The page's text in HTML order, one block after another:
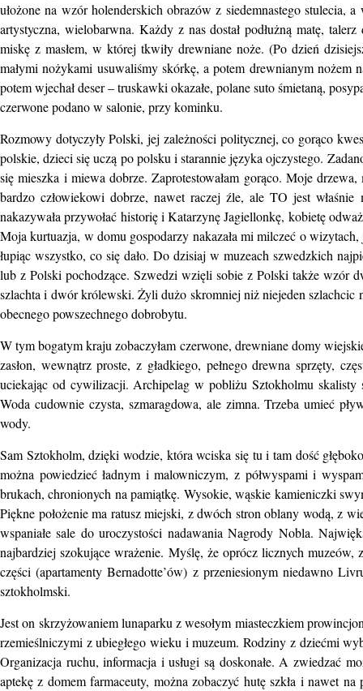
ułożone na wzór holenderskich obrazów z siedemnastego stulecia,
artystyczna, wielobarwna. Każdy z nas dostał podłużną matę,
miskę z masłem, w której tkwiły drewniane noże. (Po dzień
małymi nożykami usuwaliśmy skórkę, a potem drewnianym nożem
potem wjechał deser – truskawki okazałe, polane suto śmietaną,
czerwone podano w salonie, przy kominku.
Rozmowy dotyczyły Polski, jej zależności politycznej, co gorąco
polskie, dzieci się uczą po polsku i starannie języka ojczystego.
się mieszka i miewa dobrze. Zaprotestowałam gorąco. Moje
bardzo człowiekowi dobrze, nawet raczej źle, ale TO jest
nakazywała przywołać historię i Katarzynę Jagiellonkę, kobietę
Moja kurtuazja, w domu gospodarzy nakazała mi milczeć o
łupiąc wszystko, co się dało. Do dzisiaj w muzeach szwedzkich
lub z Polski pochodzące. Szwedzi wzięli sobie z Polski także wzór
szlachta i dwór królewski. Żyli dużo skromniej niż niejeden szlachcic
obecnego powszechnego dobrobytu.
W tym bogatym kraju zobaczyłam czerwone, drewniane domy
zasłon, wewnątrz proste, z gładkiego, pełnego drewna sprzęty,
uciekając od cywilizacji. Archipelag w pobliżu Sztokholmu skalisty
Woda cudownie czysta, szmaragdowa, ale zimna. Trzeba umieć
wody.
Sam Sztokholm, dzięki wodzie, która wciska się tu i tam dość
można powiedzieć ładnym i malowniczym, z półwyspami i
brukach, chronionych na pamiątkę. Wysokie, wąskie kamieniczki
Piękne położenie ma ratusz miejski, z dwóch stron oblany wodą, z
wspaniałe sale do uroczystości nadawania Nagrody Nobla.
najbardziej szokujące wrażenie. Myślę, że oprócz licznych
części (apartamenty Bernadotte’ów) z przeniesionym niedawno
sztokholmski.
Jest on skrzyżowaniem lunaparku z wesołym miasteczkiem
rzemieślniczymi z ubiegłego wieku i muzeum. Rodziny z dziećmi
Organizacja ruchu, informacja i usługi są doskonałe. A zwiedzać
aptekę z domem farmaceuty, można zobaczyć hutę szkła i nawet